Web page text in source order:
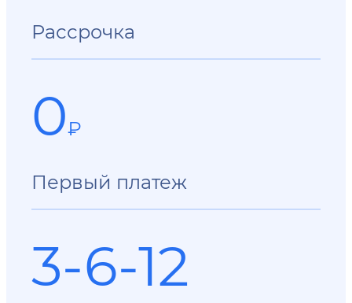
Рассрочка
0₽
Первый платеж
3-6-12